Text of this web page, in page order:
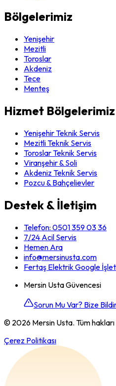
Bölgelerimiz
Yenişehir
Mezitli
Toroslar
Akdeniz
Tece
Menteş
Hizmet Bölgelerimiz
Yenişehir Teknik Servis
Mezitli Teknik Servis
Toroslar Teknik Servis
Viranşehir & Soli
Akdeniz Teknik Servis
Pozcu & Bahçelievler
Destek & İletişim
Telefon: 0501 359 03 36
7/24 Acil Servis
Hemen Ara
info@mersinusta.com
Fertaş Elektrik Google
Mersin Usta Güvencesi
Sorun Mu Var? Bize
© 2026 Mersin Usta. Tüm hakları
Çerez Politikası